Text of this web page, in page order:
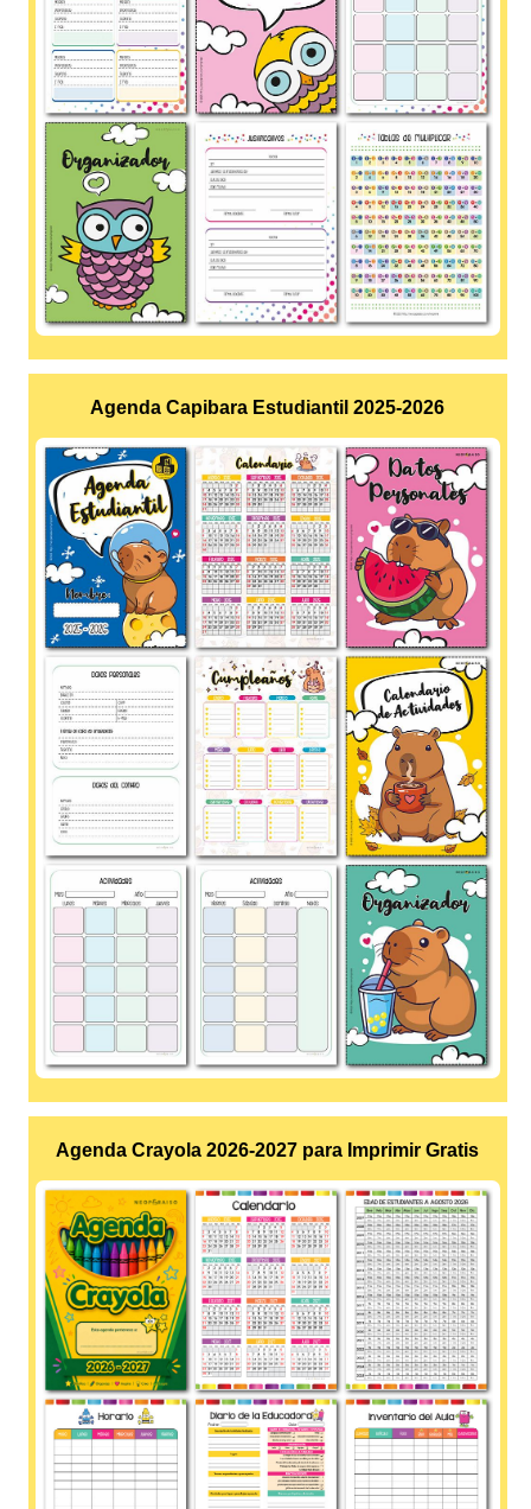
Agenda Capibara Estudiantil 2025-2026
Agenda Crayola 2026-2027 para Imprimir Gratis